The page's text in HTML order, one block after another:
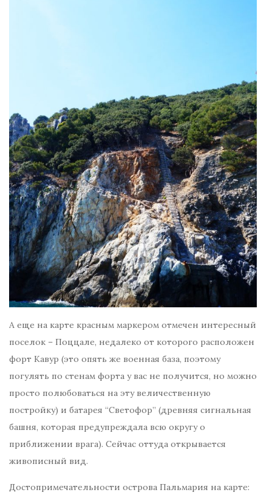
А еще на карте красным маркером отмечен интересный
поселок – Поццале, недалеко от которого расположен
форт Кавур (это опять же военная база, поэтому
погулять по стенам форта у вас не получится, но можно
просто полюбоваться на эту величественную
постройку) и батарея “Светофор” (древняя сигнальная
башня, которая предупреждала всю округу о
приближении врага). Сейчас оттуда открывается
живописный вид.
Достопримечательности острова Пальмария на карте: